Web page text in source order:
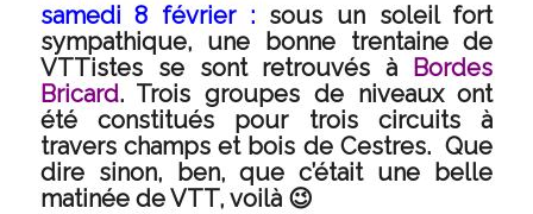
samedi 8 février : sous un soleil fort
sympathique, une bonne trentaine de
VTTistes se sont retrouvés à Bordes
Bricard. Trois groupes de niveaux ont
été constitués pour trois circuits à
travers champs et bois de Cestres. Que
dire sinon, ben, que c’était une belle
matinée de VTT, voilà 😉